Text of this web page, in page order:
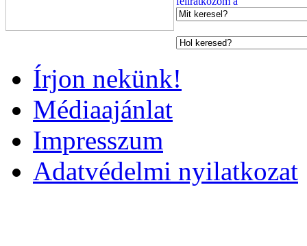
Írjon nekünk!
Médiaajánlat
Impresszum
Adatvédelmi nyilatkozat